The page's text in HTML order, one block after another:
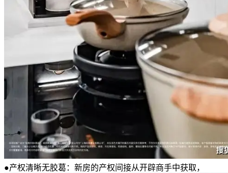
●产权清晰无胶葛：新房的产权间接从开辟商手中获取，